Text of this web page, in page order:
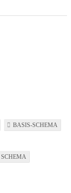
BASIS-SCHEMA
SCHEMA